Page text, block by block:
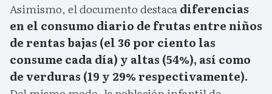
Asimismo, el documento destacadiferencias
en el consumo diario de frutas entre niños
de rentas bajas (el 36 por ciento las
consume cada día) y altas (54%), así como
de verduras (19 y 29% respectivamente).